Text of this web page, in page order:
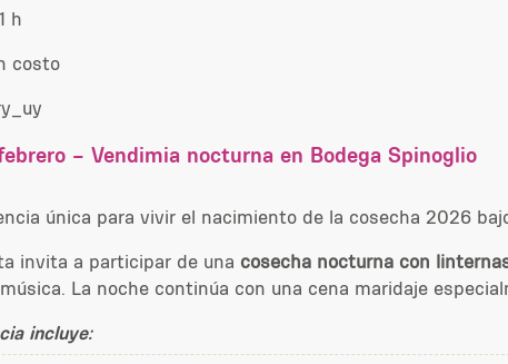
h
costo
– Vendimia nocturna en Bodega Spinoglio
única para vivir el nacimiento de la cosecha 2026
invita a participar de una cosecha nocturna con
La noche continúa con una cena maridaje
incluye: